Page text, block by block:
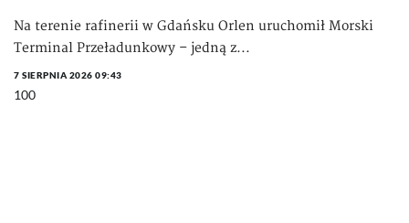
Na terenie rafinerii w Gdańsku Orlen uruchomił Morski
Terminal Przeładunkowy – jedną z...
7 SIERPNIA 2026 09:43
100